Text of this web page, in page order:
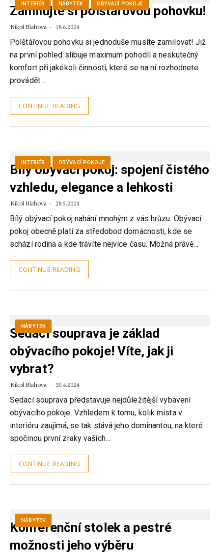
INTERIÉR NÁBYTEK OBÝVACÍ POKOJE
Zamilujte si polštářovou pohovku!
Nikol Blahova 18.6.2024
Polštářovou pohovku si jednoduše musíte zamilovat! Již
na první pohled slibuje maximum pohodlí a neskutečný
komfort při jakékoli činnosti, které se na ní rozhodnete
provádět…
CONTINUE READING
INTERIÉR OBÝVACÍ POKOJE
Bílý obývací pokoj: spojení čistého
vzhledu, elegance a lehkosti
Nikol Blahova 28.5.2024
Bílý obývací pokoj nahání mnohým z vás hrůzu. Obývací
pokoj obecně platí za středobod domácnosti, kde se
schází rodina a kde trávíte nejvíce času. Možná právě…
CONTINUE READING
NÁBYTEK
Sedací souprava je základ
obývacího pokoje! Víte, jak ji
vybrat?
Nikol Blahova 30.4.2024
Sedací souprava představuje nejdůležitější vybavení
obývacího pokoje. Vzhledem k tomu, kolik místa v
interiéru zaujímá, se tak stává jeho dominantou, na které
spočinou první zraky vašich…
CONTINUE READING
NÁBYTEK
Konferenční stolek a pestré
možnosti jeho výběru